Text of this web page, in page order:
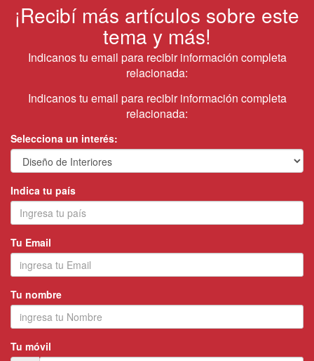
¡Recibí más artículos sobre este
tema y más!
Indicanos tu email para recibir información completa
relacionada:
Indicanos tu email para recibir información completa
relacionada:
Selecciona un interés:
Indica tu país
Tu Email
Tu nombre
Tu móvil